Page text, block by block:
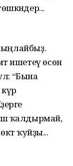
тыңлайбыҙ.
ишетеү өсөн
“Бына
ҡалдырмай,
ҡуйҙы...